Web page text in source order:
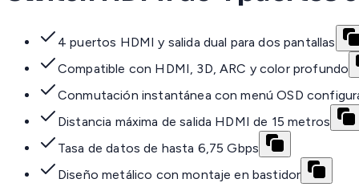
4 puertos HDMI y salida dual para dos pantallas
Compatible con HDMI, 3D, ARC y color profundo
Conmutación instantánea con menú OSD
Distancia máxima de salida HDMI de 15 metros
Tasa de datos de hasta 6,75 Gbps
Diseño metálico con montaje en bastidor